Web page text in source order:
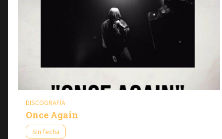
DISCOGRAFÍA
Once Again
Sin fecha